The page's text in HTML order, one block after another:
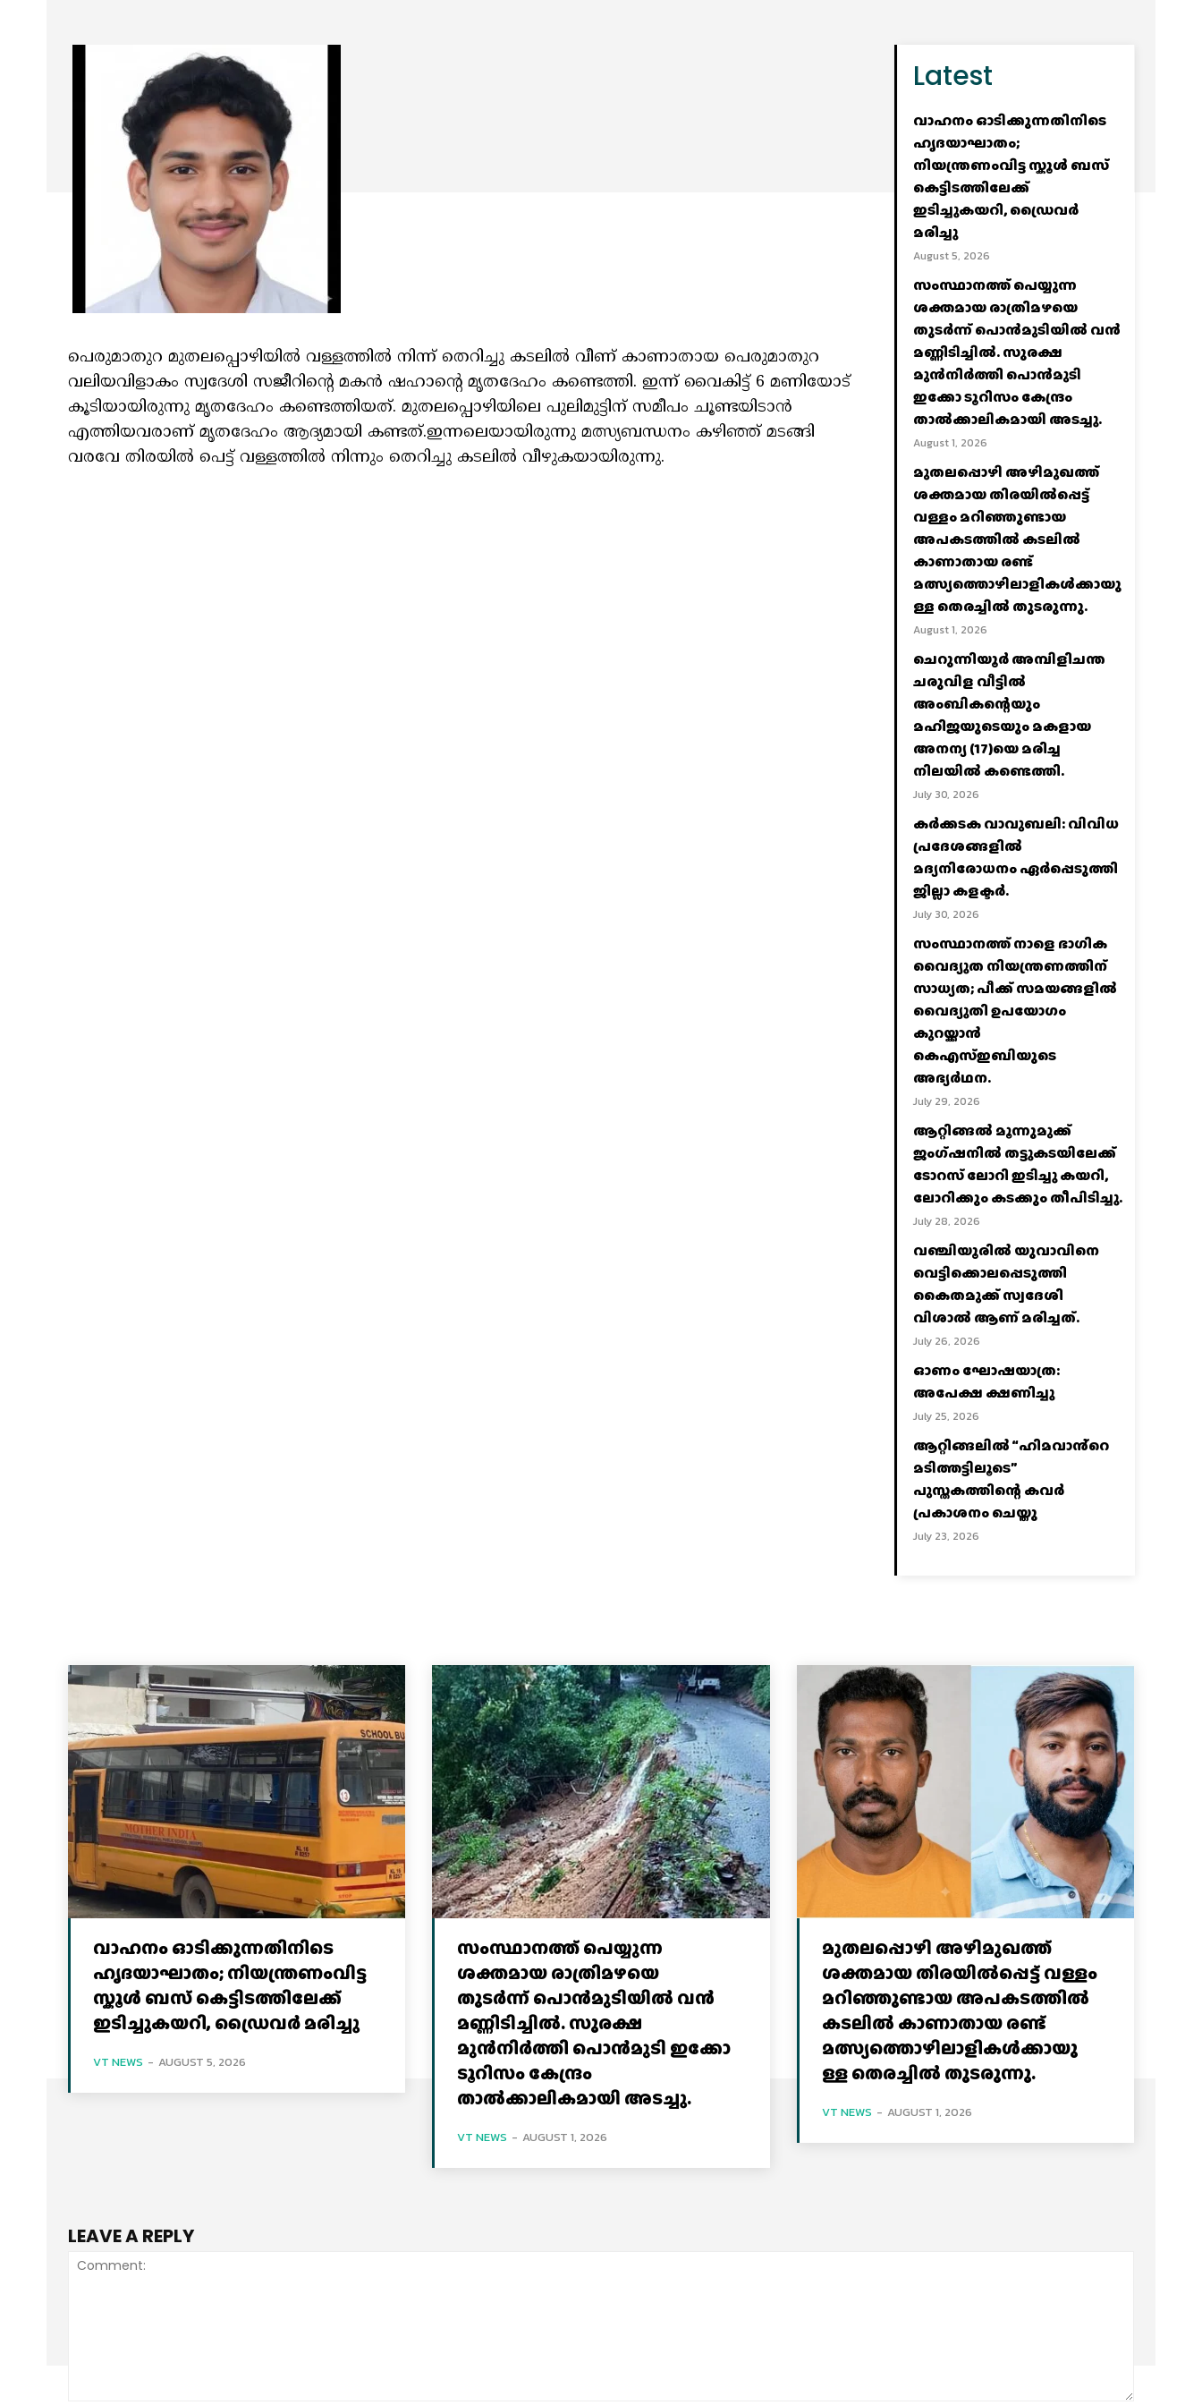
പെരുമാതുറ മുതലപ്പൊഴിയിൽ വള്ളത്തിൽ നിന്ന് തെറിച്ചു കടലിൽ വീണ് കാണാതായ പെരുമാതുറ
വലിയവിളാകം സ്വദേശി സജീറിന്റെ മകൻ ഷഹാൻ്റെ മൃതദേഹം കണ്ടെത്തി. ഇന്ന് വൈകിട്ട് 6 മണിയോട്
കൂടിയായിരുന്നു മൃതദേഹം കണ്ടെത്തിയത്. മുതലപ്പൊഴിയിലെ പുലിമുട്ടിന് സമീപം ചൂണ്ടയിടാൻ
എത്തിയവരാണ് മൃതദേഹം ആദ്യമായി കണ്ടത്.ഇന്നലെയായിരുന്നു മത്സ്യബന്ധനം കഴിഞ്ഞ് മടങ്ങി
വരവേ തിരയിൽ പെട്ട് വള്ളത്തിൽ നിന്നും തെറിച്ചു കടലിൽ വീഴുകയായിരുന്നു.
Latest
വാഹനം ഓടിക്കുന്നതിനിടെ
ഹൃദയാഘാതം;
നിയന്ത്രണംവിട്ട സ്കൂൾ ബസ്
കെട്ടിടത്തിലേക്ക്
ഇടിച്ചുകയറി, ഡ്രൈവർ
മരിച്ചു
August 5, 2026
സംസ്ഥാനത്ത് പെയ്യുന്ന
ശക്തമായ രാത്രിമഴയെ
തുടർന്ന് പൊൻമുടിയില്‍ വൻ
മണ്ണിടിച്ചില്‍. സുരക്ഷ
മുൻനിർത്തി പൊൻമുടി
ഇക്കോ ടൂറിസം കേന്ദ്രം
താല്‍ക്കാലികമായി അടച്ചു.
August 1, 2026
മുതലപ്പൊഴി അഴിമുഖത്ത്
ശക്തമായ തിരയിൽപ്പെട്ട്
വള്ളം മറിഞ്ഞുണ്ടായ
അപകടത്തിൽ കടലിൽ
കാണാതായ രണ്ട്
മത്സ്യത്തൊഴിലാളികൾക്കായു
ള്ള തെരച്ചിൽ തുടരുന്നു.
August 1, 2026
ചെറുന്നിയൂർ അമ്പിളിചന്ത
ചരുവിള വീട്ടിൽ
അംബികന്റെയും
മഹിജയുടെയും മകളായ
അനന്യ (17)യെ മരിച്ച
നിലയിൽ കണ്ടെത്തി.
July 30, 2026
കര്‍ക്കടക വാവുബലി: വിവിധ
പ്രദേശങ്ങളില്‍
മദ്യനിരോധനം ഏര്‍പ്പെടുത്തി
ജില്ലാ കളക്ടര്‍.
July 30, 2026
സംസ്ഥാനത്ത് നാളെ ഭാഗിക
വൈദ്യുത നിയന്ത്രണത്തിന്
സാധ്യത; പീക്ക് സമയങ്ങളില്‍
വൈദ്യുതി ഉപയോഗം
കുറയ്ക്കാൻ
കെഎസ്‌ഇബിയുടെ
അഭ്യര്‍ഥന.
July 29, 2026
ആറ്റിങ്ങൽ മൂന്നുമുക്ക്
ജംഗ്ഷനിൽ തട്ടുകടയിലേക്ക്
ടോറസ് ലോറി ഇടിച്ചു കയറി,
ലോറിക്കും കടക്കും തീപിടിച്ചു.
July 28, 2026
വഞ്ചിയൂരില്‍ യുവാവിനെ
വെട്ടിക്കൊലപ്പെടുത്തി
കൈതമുക്ക് സ്വദേശി
വിശാല്‍ ആണ് മരിച്ചത്.
July 26, 2026
ഓണം ഘോഷയാത്ര:
അപേക്ഷ ക്ഷണിച്ചു
July 25, 2026
ആറ്റിങ്ങലിൽ “ഹിമവാൻ്റെ
മടിത്തട്ടിലൂടെ”
പുസ്തകത്തിന്റെ കവർ
പ്രകാശനം ചെയ്തു
July 23, 2026
വാഹനം ഓടിക്കുന്നതിനിടെ
ഹൃദയാഘാതം; നിയന്ത്രണംവിട്ട
സ്കൂൾ ബസ് കെട്ടിടത്തിലേക്ക്
ഇടിച്ചുകയറി, ഡ്രൈവർ മരിച്ചു
VT NEWS - AUGUST 5, 2026
സംസ്ഥാനത്ത് പെയ്യുന്ന
ശക്തമായ രാത്രിമഴയെ
തുടർന്ന് പൊൻമുടിയില്‍ വൻ
മണ്ണിടിച്ചില്‍. സുരക്ഷ
മുൻനിർത്തി പൊൻമുടി ഇക്കോ
ടൂറിസം കേന്ദ്രം
താല്‍ക്കാലികമായി അടച്ചു.
VT NEWS - AUGUST 1, 2026
മുതലപ്പൊഴി അഴിമുഖത്ത്
ശക്തമായ തിരയിൽപ്പെട്ട് വള്ളം
മറിഞ്ഞുണ്ടായ അപകടത്തിൽ
കടലിൽ കാണാതായ രണ്ട്
മത്സ്യത്തൊഴിലാളികൾക്കായു
ള്ള തെരച്ചിൽ തുടരുന്നു.
VT NEWS - AUGUST 1, 2026
LEAVE A REPLY